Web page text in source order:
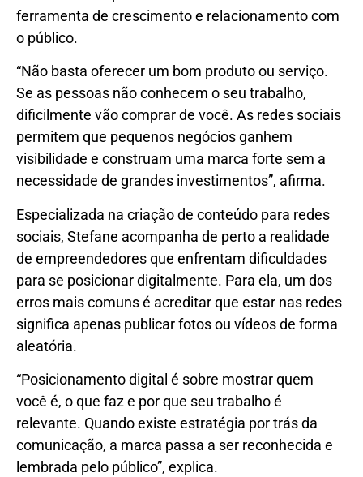
ferramenta de crescimento e relacionamento com
o público.
“Não basta oferecer um bom produto ou serviço.
Se as pessoas não conhecem o seu trabalho,
dificilmente vão comprar de você. As redes sociais
permitem que pequenos negócios ganhem
visibilidade e construam uma marca forte sem a
necessidade de grandes investimentos”, afirma.
Especializada na criação de conteúdo para redes
sociais, Stefane acompanha de perto a realidade
de empreendedores que enfrentam dificuldades
para se posicionar digitalmente. Para ela, um dos
erros mais comuns é acreditar que estar nas redes
significa apenas publicar fotos ou vídeos de forma
aleatória.
“Posicionamento digital é sobre mostrar quem
você é, o que faz e por que seu trabalho é
relevante. Quando existe estratégia por trás da
comunicação, a marca passa a ser reconhecida e
lembrada pelo público”, explica.